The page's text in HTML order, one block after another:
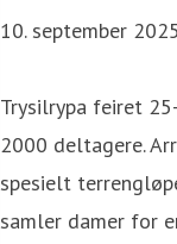
10. september
Trysilrypa feiret
2000 deltagere.
spesielt
samler damer for